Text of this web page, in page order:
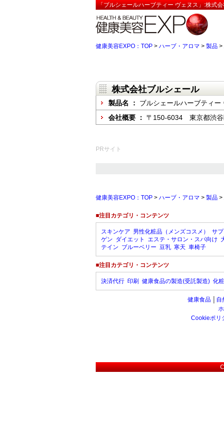
「ブルシェールハーブティー ヴェヌス」:株式
健康美容EXPO：TOP > ハーブ・アロマ > 製品 >
株式会社ブルシェール
製品名 ： ブルシェールハーブティー
会社概要 ： 〒150-6034 東京都渋
PRサイト
健康美容EXPO：TOP > ハーブ・アロマ > 製品 >
■注目カテゴリ・コンテンツ
スキンケア 男性化粧品（メンズコスメ） サ
ゲン ダイエット エステ・サロン・スパ向け
テイン ブルーベリー 豆乳 寒天 車椅子
■注目カテゴリ・コンテンツ
決済代行 印刷 健康食品の製造(受託製造) 化
健康食品 自
Cookieポリ